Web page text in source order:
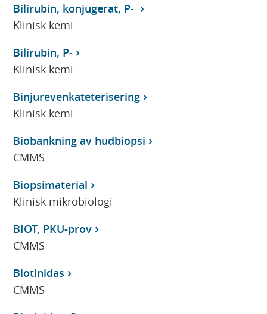
Bilirubin, konjugerat, P-
Klinisk kemi
Bilirubin, P-
Klinisk kemi
Binjurevenkateterisering
Klinisk kemi
Biobankning av hudbiopsi
CMMS
Biopsimaterial
Klinisk mikrobiologi
BIOT, PKU-prov
CMMS
Biotinidas
CMMS